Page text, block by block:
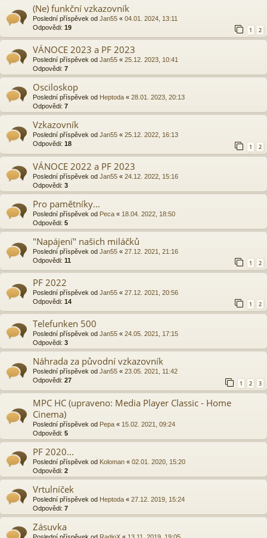
(Ne) funkční vzkazovník
Poslední příspěvek od Jan55 « 04.01. 2024, 13:11
Odpovědi: 19 1 2
VÁNOCE 2023 a PF 2023
Poslední příspěvek od Jan55 « 25.12. 2023, 10:41
Odpovědi: 7
Osciloskop
Poslední příspěvek od Heptoda « 28.01. 2023, 20:13
Odpovědi: 7
Vzkazovník
Poslední příspěvek od Jan55 « 25.12. 2022, 16:13
Odpovědi: 18 1 2
VÁNOCE 2022 a PF 2023
Poslední příspěvek od Jan55 « 24.12. 2022, 15:16
Odpovědi: 3
Pro pamětníky...
Poslední příspěvek od Peca « 18.04. 2022, 18:50
Odpovědi: 5
"Napájení" našich miláčků
Poslední příspěvek od Jan55 « 27.12. 2021, 21:16
Odpovědi: 11 1 2
PF 2022
Poslední příspěvek od Jan55 « 27.12. 2021, 20:56
Odpovědi: 14 1 2
Telefunken 500
Poslední příspěvek od Jan55 « 24.05. 2021, 17:15
Odpovědi: 3
Náhrada za původní vzkazovník
Poslední příspěvek od Jan55 « 23.05. 2021, 11:42
Odpovědi: 27 1 2 3
MPC HC (upraveno: Media Player Classic - Home
Cinema)
Poslední příspěvek od Pepa « 15.02. 2021, 09:24
Odpovědi: 5
PF 2020...
Poslední příspěvek od Koloman « 02.01. 2020, 15:20
Odpovědi: 2
Vrtulníček
Poslední příspěvek od Heptoda « 27.12. 2019, 15:24
Odpovědi: 7
Zásuvka